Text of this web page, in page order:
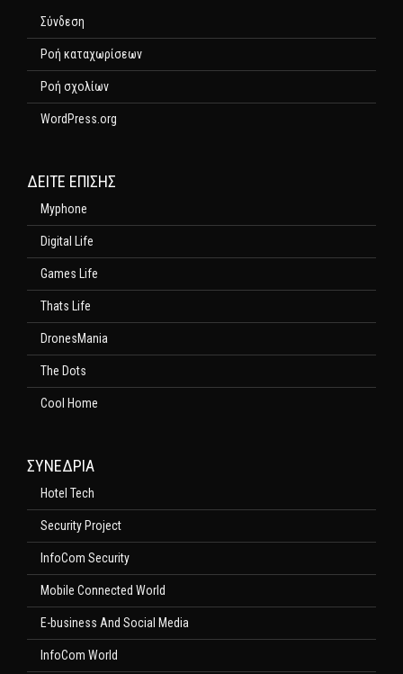
Σύνδεση
Ροή καταχωρίσεων
Ροή σχολίων
WordPress.org
ΔΕΊΤΕ ΕΠΊΣΗΣ
Myphone
Digital Life
Games Life
Thats Life
DronesMania
The Dots
Cool Home
ΣΥΝΕΔΡΙΑ
Hotel Tech
Security Project
InfoCom Security
Mobile Connected World
E-business And Social Media
InfoCom World